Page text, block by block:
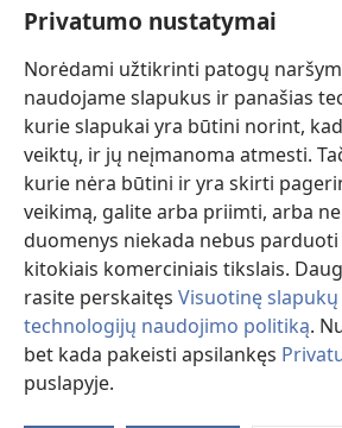
Privatumo nustatymai
Norėdami užtikrinti patogų
naudojame slapukus ir panašias
kurie slapukai yra būtini norint,
veiktų, ir jų neįmanoma atmesti.
kurie nėra būtini ir yra skirti
veikimą, galite arba priimti, arba
duomenys niekada nebus
kitokiais komerciniais tikslais.
rasite perskaitęs Visuotinę
technologijų naudojimo politiką.
bet kada pakeisti apsilankęs
puslapyje.
(atsiveria
naujas
langas)Sargybos bokšto INTERNETINĖ
(atsiveria
naujas
langas)JW Hub ®
(atsiveria
naujas
langas)JW Library
Watchtower Library
Copyright© 2026 Watch Tower Bible and
NAUDOJIMOSI SVETAINE SĄLYGOS